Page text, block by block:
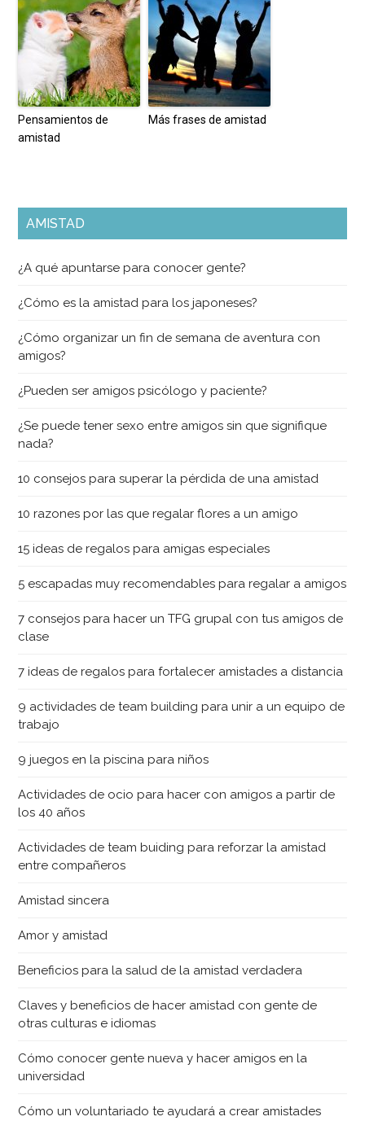
Pensamientos de
amistad
Más frases de amistad
AMISTAD
¿A qué apuntarse para conocer gente?
¿Cómo es la amistad para los japoneses?
¿Cómo organizar un fin de semana de aventura con
amigos?
¿Pueden ser amigos psicólogo y paciente?
¿Se puede tener sexo entre amigos sin que signifique
nada?
10 consejos para superar la pérdida de una amistad
10 razones por las que regalar flores a un amigo
15 ideas de regalos para amigas especiales
5 escapadas muy recomendables para regalar a amigos
7 consejos para hacer un TFG grupal con tus amigos de
clase
7 ideas de regalos para fortalecer amistades a distancia
9 actividades de team building para unir a un equipo de
trabajo
9 juegos en la piscina para niños
Actividades de ocio para hacer con amigos a partir de
los 40 años
Actividades de team buiding para reforzar la amistad
entre compañeros
Amistad sincera
Amor y amistad
Beneficios para la salud de la amistad verdadera
Claves y beneficios de hacer amistad con gente de
otras culturas e idiomas
Cómo conocer gente nueva y hacer amigos en la
universidad
Cómo un voluntariado te ayudará a crear amistades